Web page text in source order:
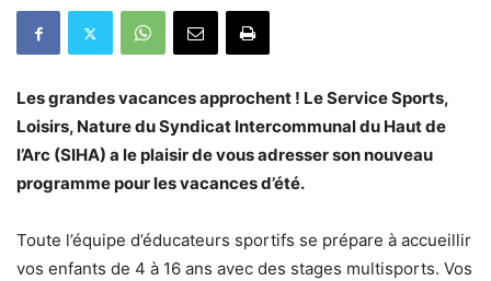
Les grandes vacances approchent ! Le Service Sports,
Loisirs, Nature du Syndicat Intercommunal du Haut de
l’Arc (SIHA) a le plaisir de vous adresser son nouveau
programme pour les vacances d’été.
Toute l’équipe d’éducateurs sportifs se prépare à accueillir
vos enfants de 4 à 16 ans avec des stages multisports. Vos